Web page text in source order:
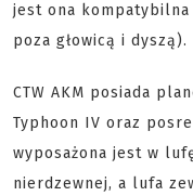
jest ona kompatybilna
poza głowicą i dyszą).
CTW AKM posiada
Typhoon IV oraz
wyposażona jest w
nierdzewnej, a lufa